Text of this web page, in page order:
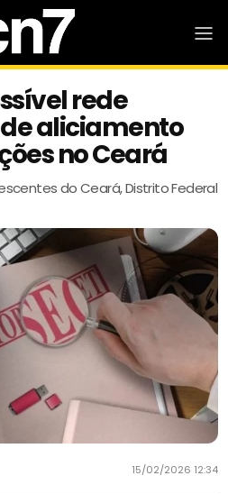
rede
aliciamento
no Ceará
do Ceará, Distrito Federal
15/02/2026 12:34